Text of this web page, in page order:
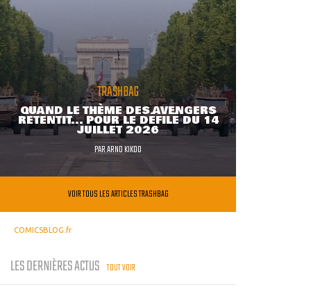
TRASHBAG
QUAND LE THÈME DES AVENGERS
RETENTIT... POUR LE DÉFILÉ DU 14
JUILLET 2026
PARARNO KIKOO
VOIR TOUS LES ARTICLES TRASHBAG
COMICSBLOG.fr
LES DERNIÈRES ACTUS TOUT VOIR